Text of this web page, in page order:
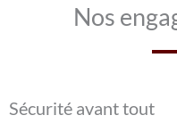
Nos
Sécurité avant tout